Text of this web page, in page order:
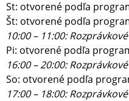
St: otvorené podľa
Št: otvorené podľa
10:00 – 11:00:
Pi: otvorené podľa
16:00 – 20:00:
So: otvorené podľa
17:00 – 18:00: